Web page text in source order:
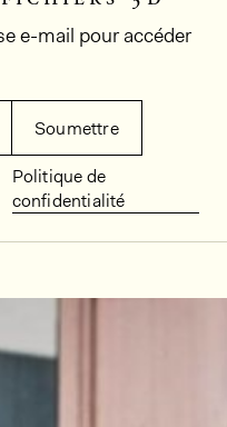
e-mail pour accéder
Soumettre
Politique de
confidentialité